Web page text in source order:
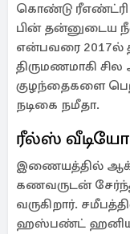
கொண்டு ரீஎண்ட்ரி
பின் தன்னுடைய
என்பவரை 2017ல்
திருமணமாகி
குழந்தைகளை
நடிகை நமீதா.
ரீல்ஸ் வீடியோ
இணையத்தில்
கணவருடன்
வருகிறார்.
ஹஸ்பண்ட்